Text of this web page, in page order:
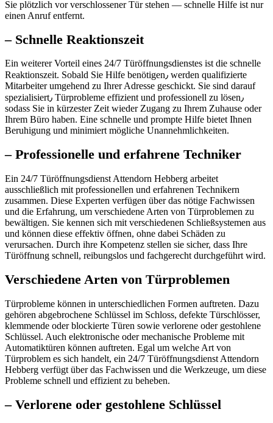
Sie plötzlich vor verschlossener Tür stehen ― schnelle Hilfe ist nur
einen Anruf entfernt.​
– Schnelle Reaktionszeit
Ein weiterer Vorteil eines 24/7 Türöffnungsdienstes ist die schnelle
Reaktionszeit.​ Sobald Sie Hilfe benötigen٫ werden qualifizierte
Mitarbeiter umgehend zu Ihrer Adresse geschickt.​ Sie sind darauf
spezialisiert٫ Türprobleme effizient und professionell zu lösen٫
sodass Sie in kürzester Zeit wieder Zugang zu Ihrem Zuhause oder
Ihrem Büro haben.​ Eine schnelle und prompte Hilfe bietet Ihnen
Beruhigung und minimiert mögliche Unannehmlichkeiten.​
– Professionelle und erfahrene Techniker
Ein 24/7 Türöffnungsdienst Attendorn Hebberg arbeitet
ausschließlich mit professionellen und erfahrenen Technikern
zusammen.​ Diese Experten verfügen über das nötige Fachwissen
und die Erfahrung, um verschiedene Arten von Türproblemen zu
bewältigen.​ Sie kennen sich mit verschiedenen Schließsystemen aus
und können diese effektiv öffnen, ohne dabei Schäden zu
verursachen. Durch ihre Kompetenz stellen sie sicher, dass Ihre
Türöffnung schnell, reibungslos und fachgerecht durchgeführt wird.​
Verschiedene Arten von Türproblemen
Türprobleme können in unterschiedlichen Formen auftreten.​ Dazu
gehören abgebrochene Schlüssel im Schloss, defekte Türschlösser,
klemmende oder blockierte Türen sowie verlorene oder gestohlene
Schlüssel. Auch elektronische oder mechanische Probleme mit
Automatiktüren können auftreten.​ Egal um welche Art von
Türproblem es sich handelt, ein 24/7 Türöffnungsdienst Attendorn
Hebberg verfügt über das Fachwissen und die Werkzeuge, um diese
Probleme schnell und effizient zu beheben.​
– Verlorene oder gestohlene Schlüssel